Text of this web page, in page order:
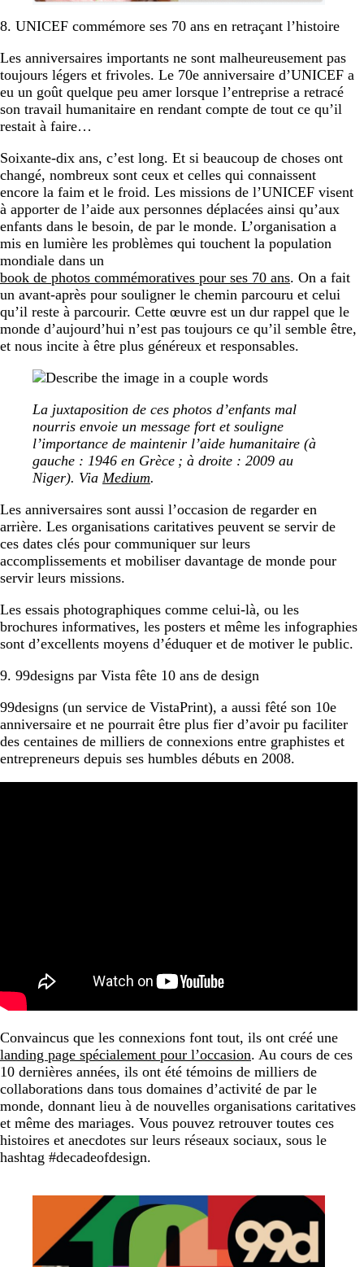
8. UNICEF commémore ses 70 ans en retraçant l’histoire
Les anniversaires importants ne sont malheureusement pas
toujours légers et frivoles. Le 70e anniversaire d’UNICEF a
eu un goût quelque peu amer lorsque l’entreprise a retracé
son travail humanitaire en rendant compte de tout ce qu’il
restait à faire…
Soixante-dix ans, c’est long. Et si beaucoup de choses ont
changé, nombreux sont ceux et celles qui connaissent
encore la faim et le froid. Les missions de l’UNICEF visent
à apporter de l’aide aux personnes déplacées ainsi qu’aux
enfants dans le besoin, de par le monde. L’organisation a
mis en lumière les problèmes qui touchent la population
mondiale dans un
book de photos commémoratives pour ses 70 ans. On a fait
un avant-après pour souligner le chemin parcouru et celui
qu’il reste à parcourir. Cette œuvre est un dur rappel que le
monde d’aujourd’hui n’est pas toujours ce qu’il semble être,
et nous incite à être plus généreux et responsables.
La juxtaposition de ces photos d’enfants mal
nourris envoie un message fort et souligne
l’importance de maintenir l’aide humanitaire (à
gauche : 1946 en Grèce ; à droite : 2009 au
Niger). Via Medium.
Les anniversaires sont aussi l’occasion de regarder en
arrière. Les organisations caritatives peuvent se servir de
ces dates clés pour communiquer sur leurs
accomplissements et mobiliser davantage de monde pour
servir leurs missions.
Les essais photographiques comme celui-là, ou les
brochures informatives, les posters et même les infographies
sont d’excellents moyens d’éduquer et de motiver le public.
9. 99designs par Vista fête 10 ans de design
99designs (un service de VistaPrint), a aussi fêté son 10e
anniversaire et ne pourrait être plus fier d’avoir pu faciliter
des centaines de milliers de connexions entre graphistes et
entrepreneurs depuis ses humbles débuts en 2008.
Convaincus que les connexions font tout, ils ont créé une
landing page spécialement pour l’occasion. Au cours de ces
10 dernières années, ils ont été témoins de milliers de
collaborations dans tous domaines d’activité de par le
monde, donnant lieu à de nouvelles organisations caritatives
et même des mariages. Vous pouvez retrouver toutes ces
histoires et anecdotes sur leurs réseaux sociaux, sous le
hashtag #decadeofdesign.